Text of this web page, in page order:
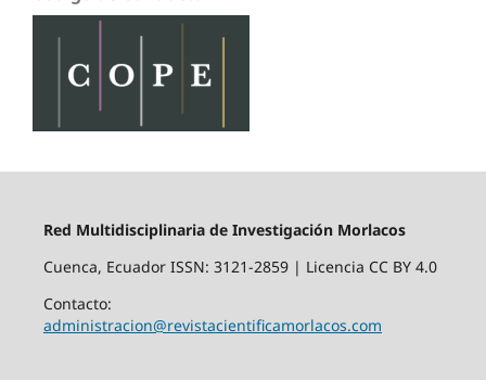
Red Multidisciplinaria de Investigación Morlacos
Cuenca, Ecuador ISSN: 3121-2859 | Licencia CC BY 4.0
Contacto:
administracion@revistacientificamorlacos.com